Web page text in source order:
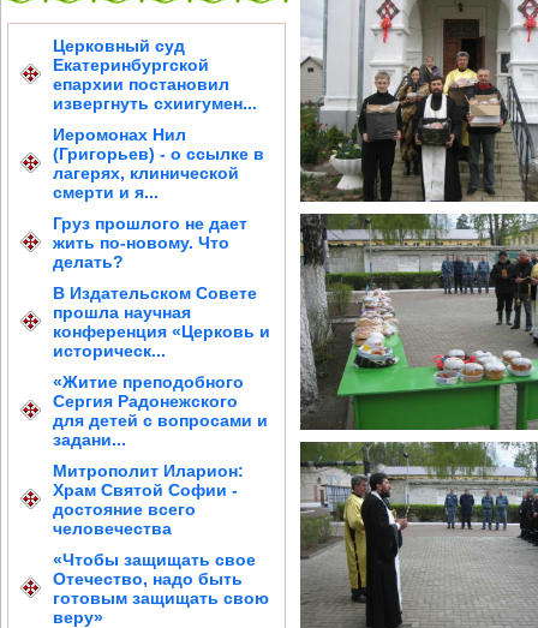
Церковный суд
Екатеринбургской
епархии постановил
извергнуть схиигумен...
Иеромонах Нил
(Григорьев) - о ссылке в
лагерях, клинической
смерти и я...
Груз прошлого не дает
жить по-новому. Что
делать?
В Издательском Совете
прошла научная
конференция «Церковь и
историческ...
«Житие преподобного
Сергия Радонежского
для детей с вопросами и
задани...
Митрополит Иларион:
Храм Святой Софии -
достояние всего
человечества
«Чтобы защищать свое
Отечество, надо быть
готовым защищать свою
веру»